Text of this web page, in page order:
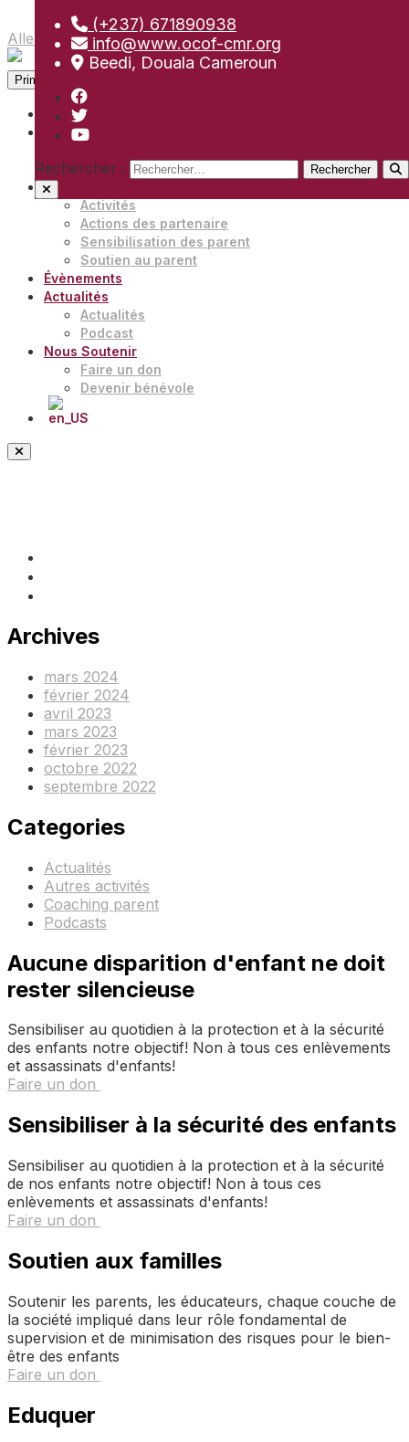
Aller au contenu
(+237) 671890938
info@www.ocof-cmr.org
Beedi, Douala Cameroun
Rechercher :
Primary Menu
Accueil
À Propos
Rencontrer notre équipe
Activités
Activités
Actions des partenaire
Sensibilisation des parent
Soutien au parent
Évènements
Actualités
Actualités
Podcast
Nous Soutenir
Faire un don
Devenir bénévole
Archives
mars 2024
février 2024
avril 2023
mars 2023
février 2023
octobre 2022
septembre 2022
Categories
Actualités
Autres activités
Coaching parent
Podcasts
Aucune disparition d'enfant ne doit
rester silencieuse
Sensibiliser au quotidien à la protection et à la sécurité
des enfants notre objectif! Non à tous ces enlèvements
et assassinats d'enfants!
Faire un don
Sensibiliser à la sécurité des enfants
Sensibiliser au quotidien à la protection et à la sécurité
de nos enfants notre objectif! Non à tous ces
enlèvements et assassinats d'enfants!
Faire un don
Soutien aux familles
Soutenir les parents, les éducateurs, chaque couche de
la société impliqué dans leur rôle fondamental de
supervision et de minimisation des risques pour le bien-
être des enfants
Faire un don
Eduquer